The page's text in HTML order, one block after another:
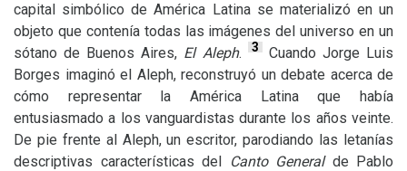
capital simbólico de América Latina se materializó en un
objeto que contenía todas las imágenes del universo en un
sótano de Buenos Aires, El Aleph. 3 Cuando Jorge Luis
Borges imaginó el Aleph, reconstruyó un debate acerca de
cómo representar la América Latina que había
entusiasmado a los vanguardistas durante los años veinte.
De pie frente al Aleph, un escritor, parodiando las letanías
descriptivas características del Canto Generalde Pablo